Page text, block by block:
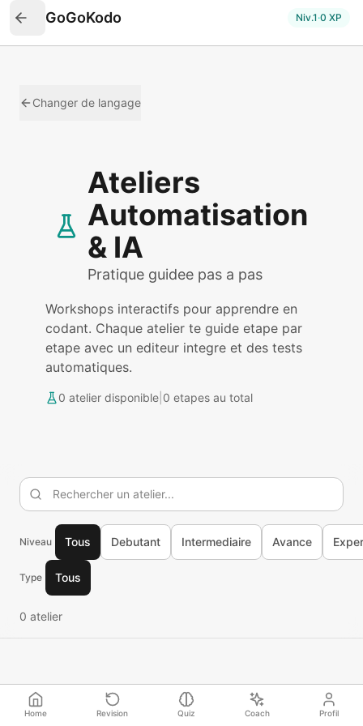
GoGoKodo Niv.1·0 XP
Changer de langage
Ateliers
Automatisation
& IA
Pratique guidee pas a pas
Workshops interactifs pour apprendre en
codant. Chaque atelier te guide etape par
etape avec un editeur integre et des tests
automatiques.
0 atelier disponible 0 etapes au total
Niveau Tous Debutant Intermediaire Avance
Type Tous
0 atelier
Home Revision Quiz Coach Profil